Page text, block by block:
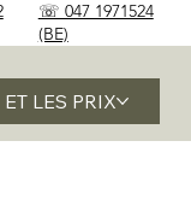
LES PRIX
☏ 047 1971524
(BE)